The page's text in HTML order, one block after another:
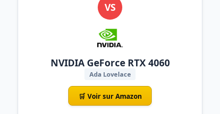
VS
NVIDIA GeForce RTX 4060
Ada Lovelace
🛒 Voir sur Amazon